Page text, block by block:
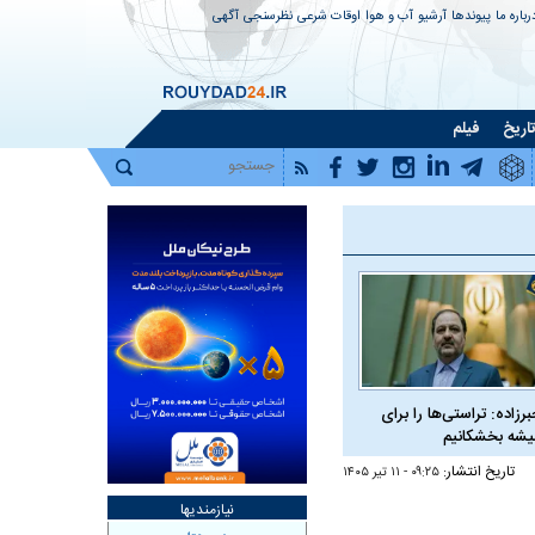
ما پیوندها آرشیو آب و هوا اوقات شرعی نظرسنجی آگهی
تاریخ فیلم
تراستی‌ها را برای
بخشکانیم
تاریخ انتشار: ۰۹:۲۵ - ۱۱ تير ۱۴۰۵
نیازمندیها